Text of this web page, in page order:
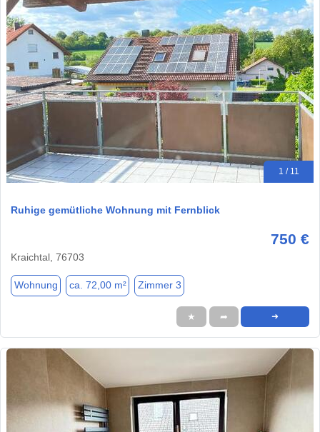
1 / 11
Ruhige gemütliche Wohnung mit Fernblick
750 €
Kraichtal, 76703
Wohnung ca. 72,00 m² Zimmer 3
★ ➦ ➜